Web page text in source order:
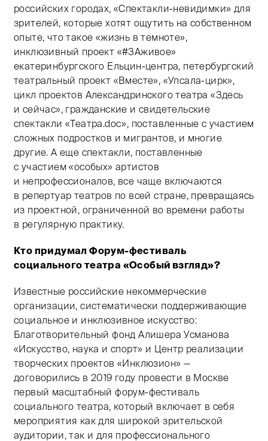
российских городах, «Спектакли-невидимки» для
зрителей, которые хотят ощутить на собственном
опыте, что такое «жизнь в темноте»,
инклюзивный проект «#ЗАживое»
екатеринбургского Ельцин-центра, петербургский
театральный проект «Вместе», «Упсала-цирк»,
цикл проектов Александринского театра «Здесь
и сейчас», гражданские и свидетельские
спектакли «Театра.doc», поставленные с участием
сложных подростков и мигрантов, и многие
другие. А еще спектакли, поставленные
с участием «особых» артистов
и непрофессионалов, все чаще включаются
в репертуар театров по всей стране, превращаясь
из проектной, ограниченной во времени работы
в регулярную практику.
Кто придумал Форум-фестиваль
социального театра «Особый взгляд»?
Известные российские некоммерческие
организации, систематически поддерживающие
социальное и инклюзивное искусство:
Благотворительный фонд Алишера Усманова
«Искусство, наука и спорт» и Центр реализации
творческих проектов «Инклюзион» —
договорились в 2019 году провести в Москве
первый масштабный форум-фестиваль
социального театра, который включает в себя
мероприятия как для широкой зрительской
аудитории, так и для профессионального